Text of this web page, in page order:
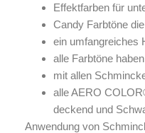
Effektfarben für
Candy Farbtöne
ein umfangreiches
alle Farbtöne
mit allen
alle AERO
deckend und
Anwendung von